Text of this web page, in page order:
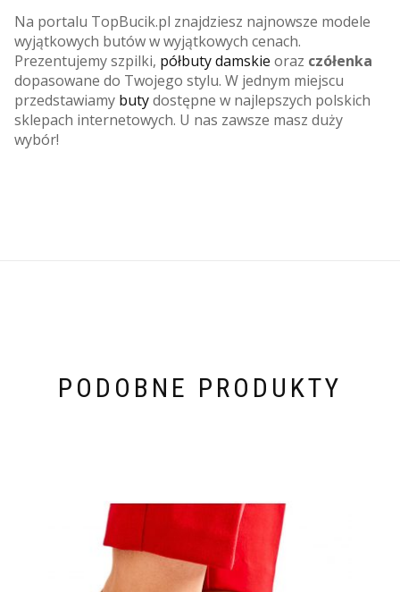
Na portalu TopBucik.pl znajdziesz najnowsze modele
wyjątkowych butów w wyjątkowych cenach.
Prezentujemy szpilki, półbuty damskie oraz czółenka
dopasowane do Twojego stylu. W jednym miejscu
przedstawiamy butydostępne w najlepszych polskich
sklepach internetowych. U nas zawsze masz duży
wybór!
PODOBNE PRODUKTY